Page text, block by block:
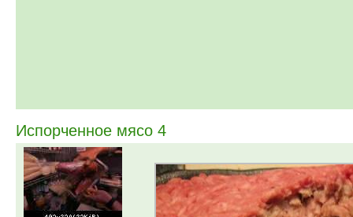
Испорченное мясо 4